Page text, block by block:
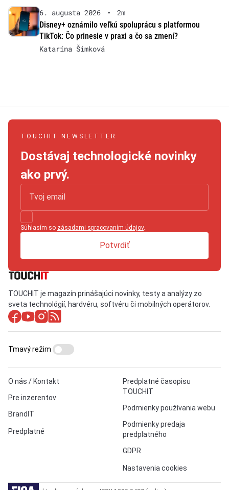
6. augusta 2026 •
2m
Disney+ oznámilo veľkú spoluprácu s platformou
TikTok: Čo prinesie v praxi a čo sa zmení?
Katarína Šimková
TOUCHIT NEWSLETTER
Dostávaj technologické novinky
ako prvý.
Súhlasím so zásadami spracovaním údajov.
Potvrdiť
TOUCHIT je magazín prinášajúci novinky, testy a analýzy zo
sveta technológií, hardvéru, softvéru či mobilných operátorov.
O nás / Kontakt
Pre inzerentov
BrandIT
Predplatné
Predplatné časopisu
TOUCHIT
Podmienky používania webu
Podmienky predaja
predplatného
GDPR
Nastavenia cookies
Tmavý režim